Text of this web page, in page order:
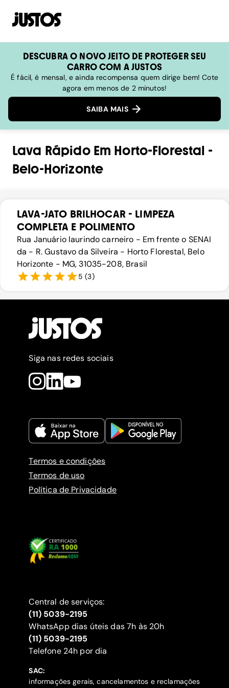
DESCUBRA O NOVO JEITO DE PROTEGER SEU
CARRO COM A JUSTOS
É fácil, é mensal, e ainda recompensa quem dirige bem! Cote
agora em menos de 2 minutos!
SAIBA MAIS
Lava RápidoEm Horto-Florestal -
Belo-Horizonte
LAVA-JATO BRILHOCAR - LIMPEZA
COMPLETA E POLIMENTO
Rua Januário laurindo carneiro - Em frente o SENAI
da - R. Gustavo da Silveira - Horto Florestal, Belo
Horizonte - MG, 31035-208, Brasil
5 (3)
Siga nas redes sociais
Termos e condições
Termos de uso
Política de Privacidade
Central de serviços:
(11) 5039-2195
WhatsApp dias úteis das 7h às 20h
(11) 5039-2195
‍Telefone 24h por dia
SAC:
informações gerais, cancelamentos e reclamações